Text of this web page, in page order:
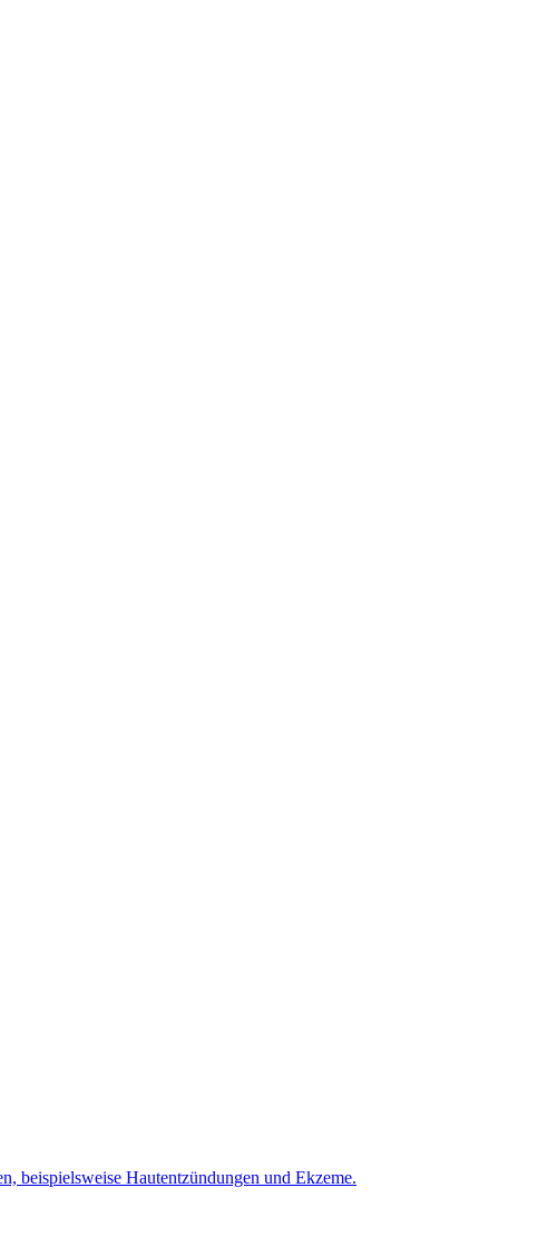
beispielsweise Hautentzündungen und Ekzeme.